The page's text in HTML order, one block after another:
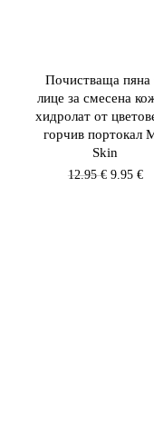
Почистваща пяна
лице за смесена
хидролат от
горчив портокал
Skin
12.95€ Original
9.95 €